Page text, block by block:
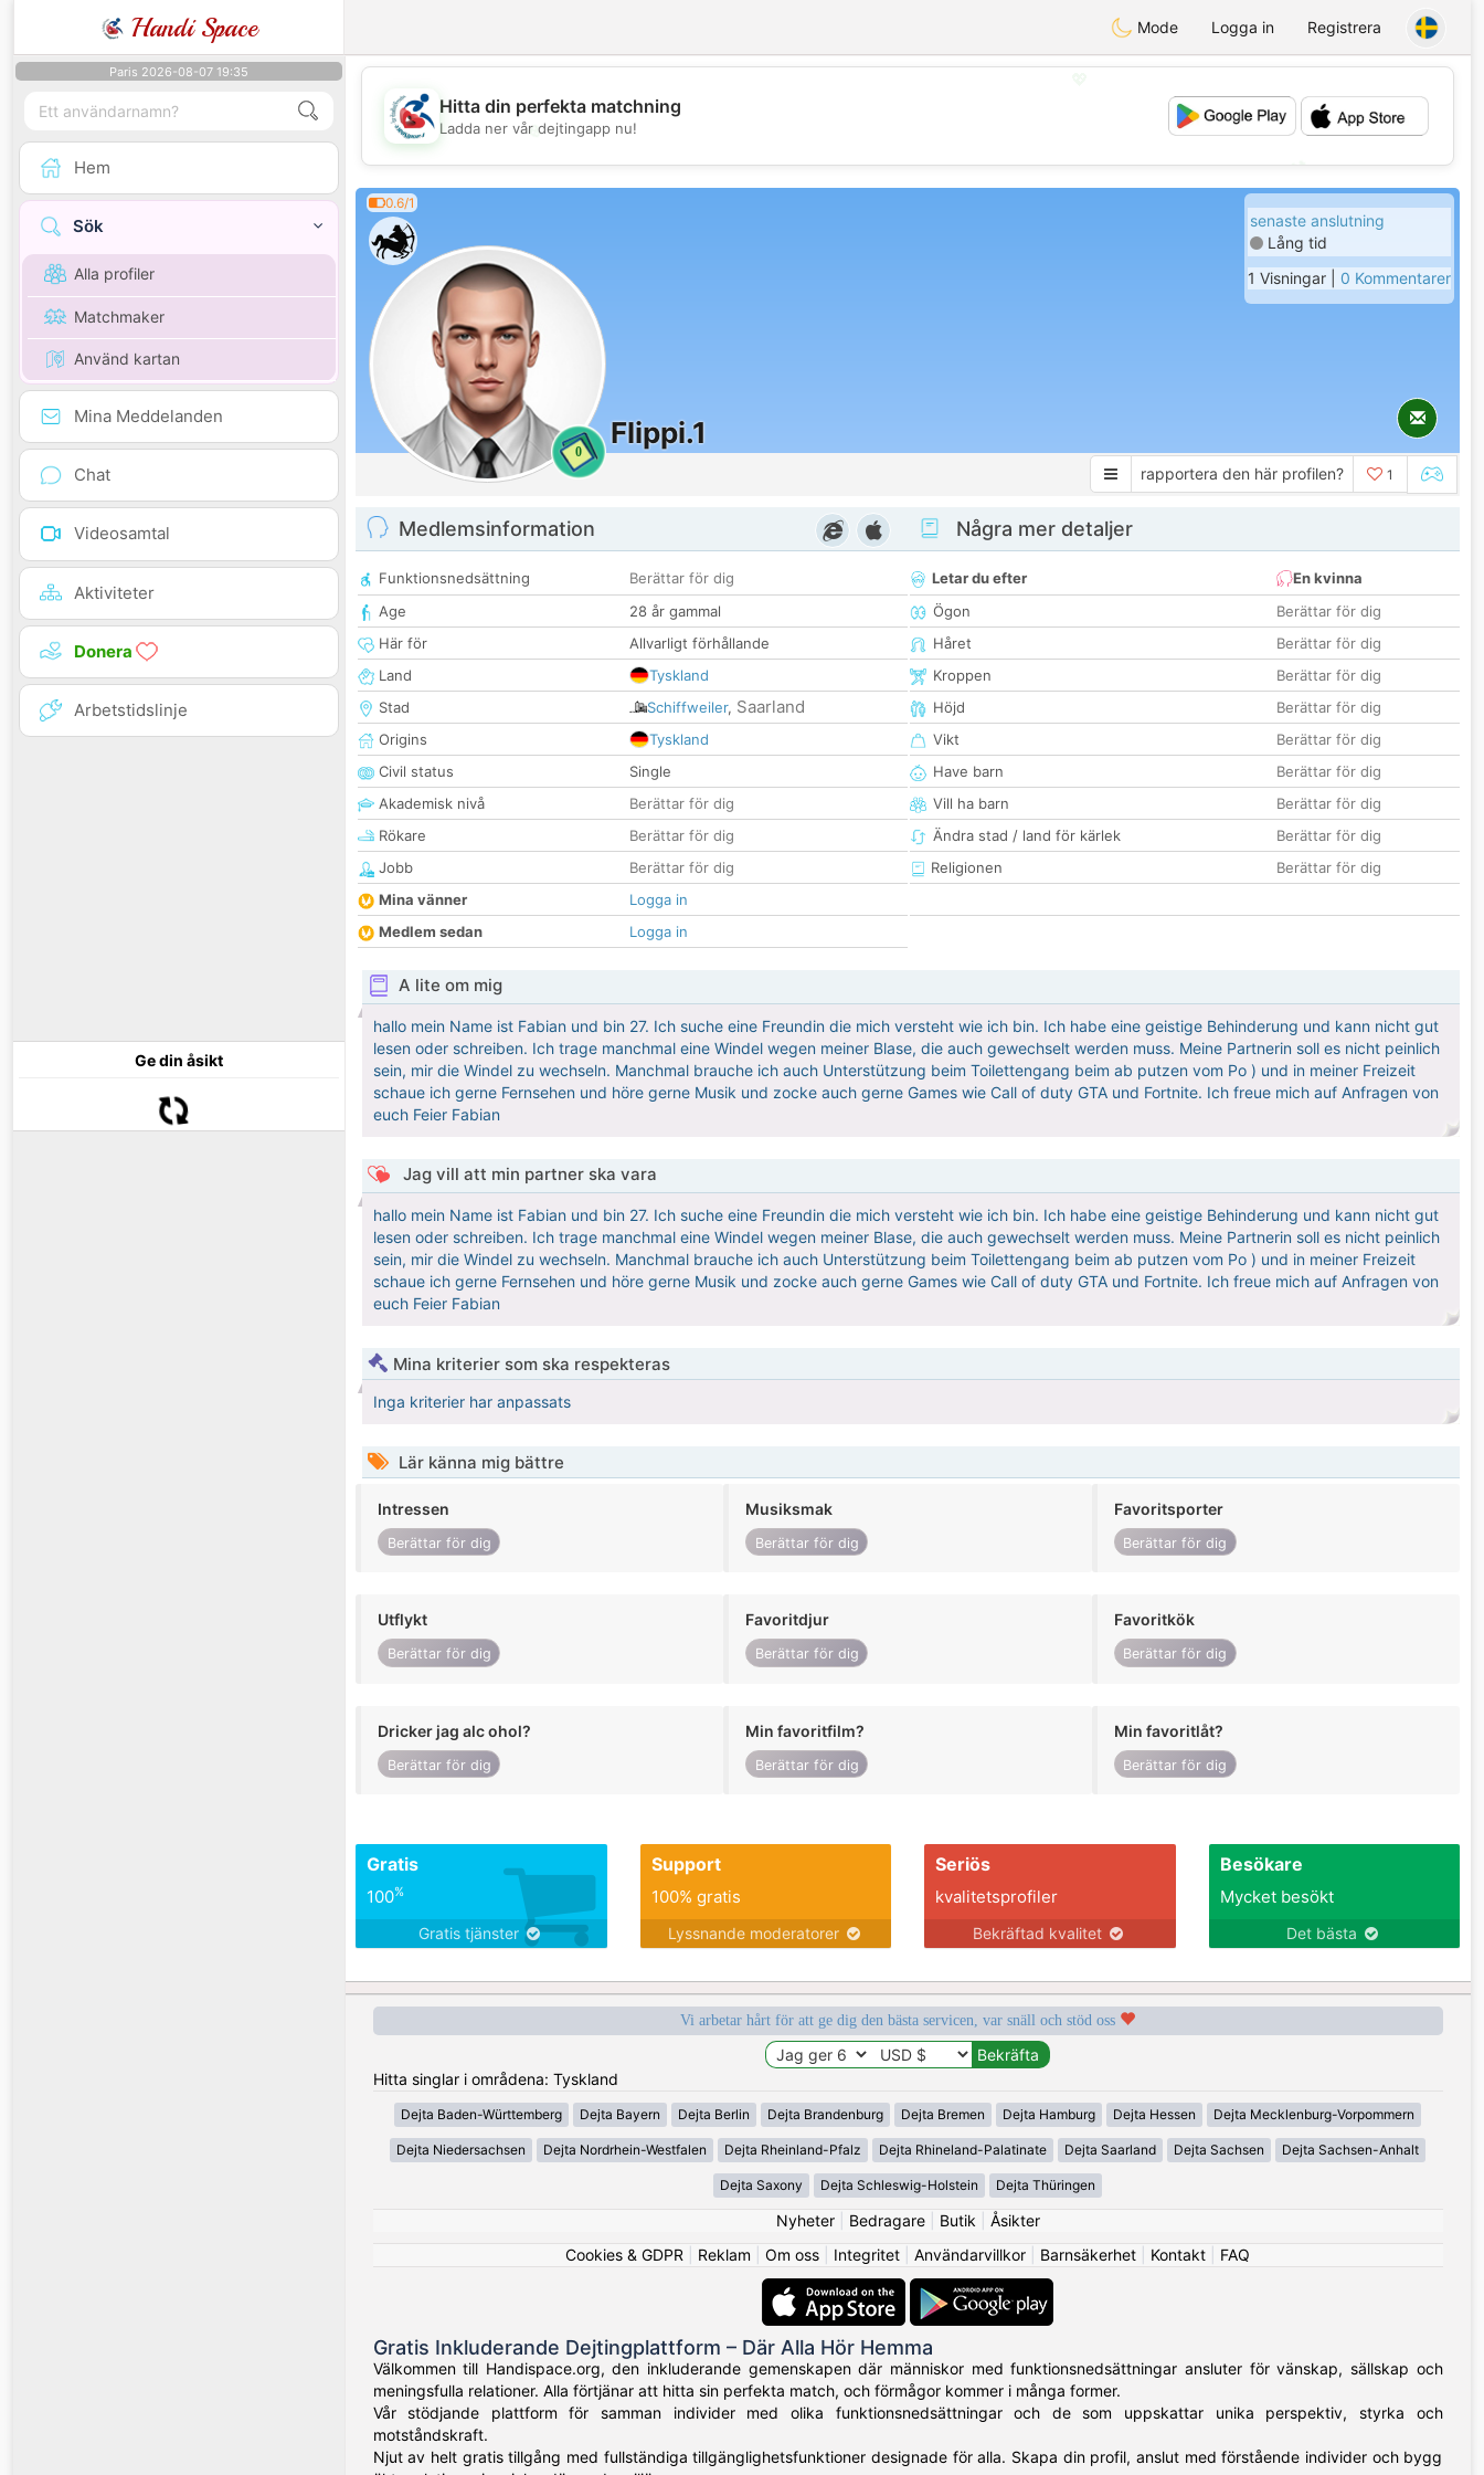
Handi Space Mode Logga in Registrera
Paris 2026-08-07 19:35
Hem
Sök
Alla profiler
Matchmaker
Använd kartan
Mina Meddelanden
Chat
Videosamtal
Aktiviteter
Donera
Arbetstidslinje
Ge din åsikt
💖
Hitta din perfekta matchning
Ladda ner vår dejtingapp nu!
0.6/1
0
Flippi.1
senaste anslutning
Lång tid
1 Visningar | 0 Kommentarer
rapportera den här profilen? 1
Medlemsinformation
Funktionsnedsättning
Berättar för dig
Age
28 år gammal
Här för
Allvarligt förhållande
Land
Tyskland
Stad
Schiffweiler, Saarland
Origins
Tyskland
Civil status
Single
Akademisk nivå
Berättar för dig
Rökare
Berättar för dig
Jobb
Berättar för dig
Mina vänner
Logga in
Medlem sedan
Logga in
Några mer detaljer
Letar du efter
En kvinna
Ögon
Berättar för dig
Håret
Berättar för dig
Kroppen
Berättar för dig
Höjd
Berättar för dig
Vikt
Berättar för dig
Have barn
Berättar för dig
Vill ha barn
Berättar för dig
Ändra stad / land för kärlek
Berättar för dig
Religionen
Berättar för dig
A lite om mig
hallo mein Name ist Fabian und bin 27. Ich suche eine Freundin die mich versteht wie ich bin. Ich habe eine geistige Behinderung und kann nicht gut
lesen oder schreiben. Ich trage manchmal eine Windel wegen meiner Blase, die auch gewechselt werden muss. Meine Partnerin soll es nicht peinlich
sein, mir die Windel zu wechseln. Manchmal brauche ich auch Unterstützung beim Toilettengang beim ab putzen vom Po ) und in meiner Freizeit
schaue ich gerne Fernsehen und höre gerne Musik und zocke auch gerne Games wie Call of duty GTA und Fortnite. Ich freue mich auf Anfragen von
euch Feier Fabian
Jag vill att min partner ska vara
hallo mein Name ist Fabian und bin 27. Ich suche eine Freundin die mich versteht wie ich bin. Ich habe eine geistige Behinderung und kann nicht gut
lesen oder schreiben. Ich trage manchmal eine Windel wegen meiner Blase, die auch gewechselt werden muss. Meine Partnerin soll es nicht peinlich
sein, mir die Windel zu wechseln. Manchmal brauche ich auch Unterstützung beim Toilettengang beim ab putzen vom Po ) und in meiner Freizeit
schaue ich gerne Fernsehen und höre gerne Musik und zocke auch gerne Games wie Call of duty GTA und Fortnite. Ich freue mich auf Anfragen von
euch Feier Fabian
Mina kriterier som ska respekteras
Inga kriterier har anpassats
Lär känna mig bättre
Intressen
Berättar för dig
Musiksmak
Berättar för dig
Favoritsporter
Berättar för dig
Utflykt
Berättar för dig
Favoritdjur
Berättar för dig
Favoritkök
Berättar för dig
Dricker jag alc ohol?
Berättar för dig
Min favoritfilm?
Berättar för dig
Min favoritlåt?
Berättar för dig
Gratis
100%
Gratis tjänster
Support
100% gratis
Lyssnande moderatorer
Seriös
kvalitetsprofiler
Bekräftad kvalitet
Besökare
Mycket besökt
Det bästa
Vi arbetar hårt för att ge dig den bästa servicen, var snäll och stöd oss
Hitta singlar i områdena: Tyskland
Dejta Baden-Württemberg Dejta Bayern Dejta Berlin Dejta Brandenburg Dejta Bremen Dejta Hamburg Dejta Hessen Dejta Mecklenburg-Vorpommern
Dejta Niedersachsen Dejta Nordrhein-Westfalen Dejta Rheinland-Pfalz Dejta Rhineland-Palatinate Dejta Saarland Dejta Sachsen Dejta Sachsen-Anhalt
Dejta Saxony Dejta Schleswig-Holstein Dejta Thüringen
Nyheter| Bedragare| Butik
Åsikter
Cookies & GDPR
Reklam Om oss Integritet Användarvillkor Barnsäkerhet Kontakt FAQ
Gratis Inkluderande Dejtingplattform – Där Alla Hör Hemma
Välkommen till Handispace.org, den inkluderande gemenskapen där människor med funktionsnedsättningar ansluter för vänskap, sällskap och
meningsfulla relationer. Alla förtjänar att hitta sin perfekta match, och förmågor kommer i många former.
Vår stödjande plattform för samman individer med olika funktionsnedsättningar och de som uppskattar unika perspektiv, styrka och
motståndskraft.
Njut av helt gratis tillgång med fullständiga tillgänglighetsfunktioner designade för alla. Skapa din profil, anslut med förstående individer och bygg